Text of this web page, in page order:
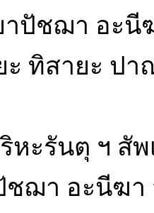
าปัชฌา อะ
ะ ทิสายะ ป
หะรันตุ ฯ สั
ชฌา อะนีฆ